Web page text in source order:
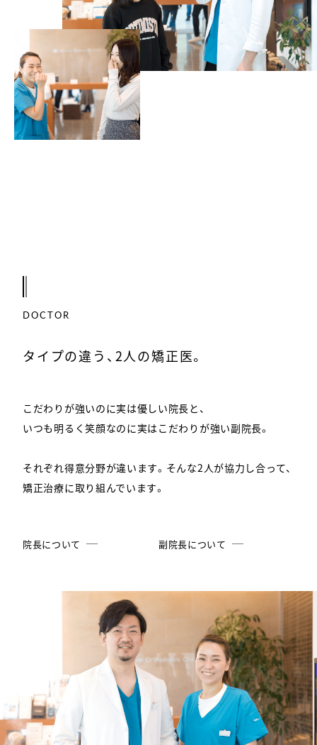
DOCTOR
タイプの違う、2人の矯正医。
こだわりが強いのに実は優しい院長と、
いつも明るく笑顔なのに実はこだわりが強い副院長。
それぞれ得意分野が違います。そんな2人が協力し合って、
矯正治療に取り組んでいます。
院長について 副院長について